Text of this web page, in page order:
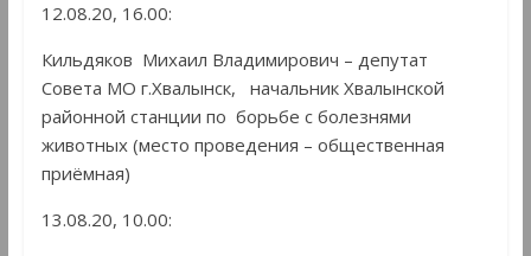
12.08.20, 16.00:
Кильдяков Михаил Владимирович – депутат
Совета МО г.Хвалынск, начальник Хвалынской
районной станции по борьбе с болезнями
животных (место проведения – общественная
приёмная)
13.08.20, 10.00: